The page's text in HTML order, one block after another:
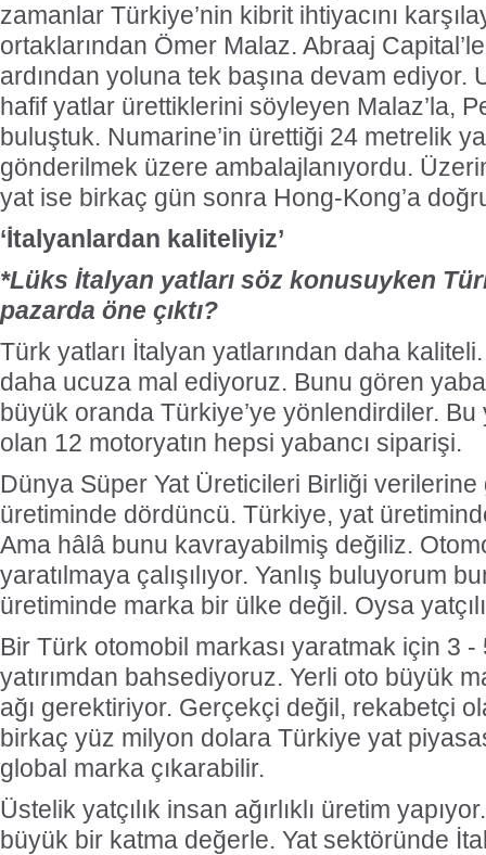
zamanlar Türkiye’nin kibrit ihtiyacını
ortaklarından Ömer Malaz. Abraaj
ardından yoluna tek başına devam ediyor.
hafif yatlar ürettiklerini söyleyen Malaz’la,
buluştuk. Numarine’in ürettiği 24 metrelik
gönderilmek üzere ambalajlanıyordu.
yat ise birkaç gün sonra Hong-Kong’a
‘İtalyanlardan kaliteliyiz’
*Lüks İtalyan yatları söz konusuyken
pazarda öne çıktı?
Türk yatları İtalyan yatlarından daha
daha ucuza mal ediyoruz. Bunu gören
büyük oranda Türkiye’ye yönlendirdiler. Bu
olan 12 motoryatın hepsi yabancı siparişi.
Dünya Süper Yat Üreticileri Birliği
üretiminde dördüncü. Türkiye, yat
Ama hâlâ bunu kavrayabilmiş değiliz.
yaratılmaya çalışılıyor. Yanlış buluyorum
üretiminde marka bir ülke değil. Oysa
Bir Türk otomobil markası yaratmak için 3 -
yatırımdan bahsediyoruz. Yerli oto büyük
ağı gerektiriyor. Gerçekçi değil, rekabetçi
birkaç yüz milyon dolara Türkiye yat
global marka çıkarabilir.
Üstelik yatçılık insan ağırlıklı üretim
büyük bir katma değerle. Yat sektöründe